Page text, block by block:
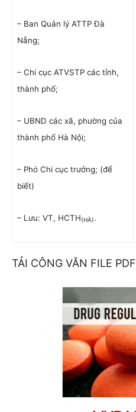
– Ban Quản lý ATTP Đà
Nẵng;
– Chi cục ATVSTP các tỉnh,
thành phố;
– UBND các xã, phường của
thành phố Hà Nội;
– Phó Chi cục trưởng; (để
biết)
– Lưu: VT, HCTH(HÀ).
TẢI CÔNG VĂN FILE PDF